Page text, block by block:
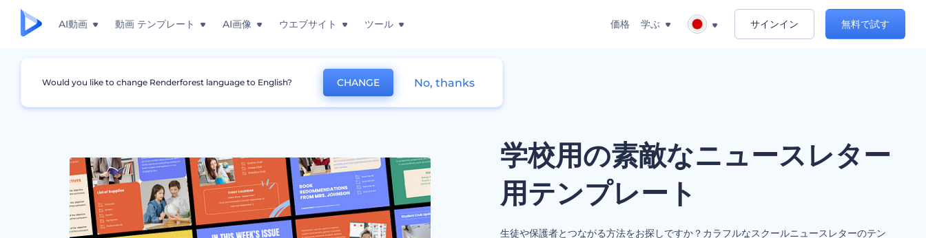
AI動画 動画 テンプレート AI画像 ウエブサイト ツール 価格 学ぶ サインイン 無料で試す
グラフィック ニュースレター 学校用の素敵なニュースレター用テンプレート
学校用の素敵なニュースレター
用テンプレート
生徒や保護者とつながる方法をお探しですか？カラフルなスクールニュースレターのテン
Would you like to change Renderforest language to English? CHANGE No, thanks